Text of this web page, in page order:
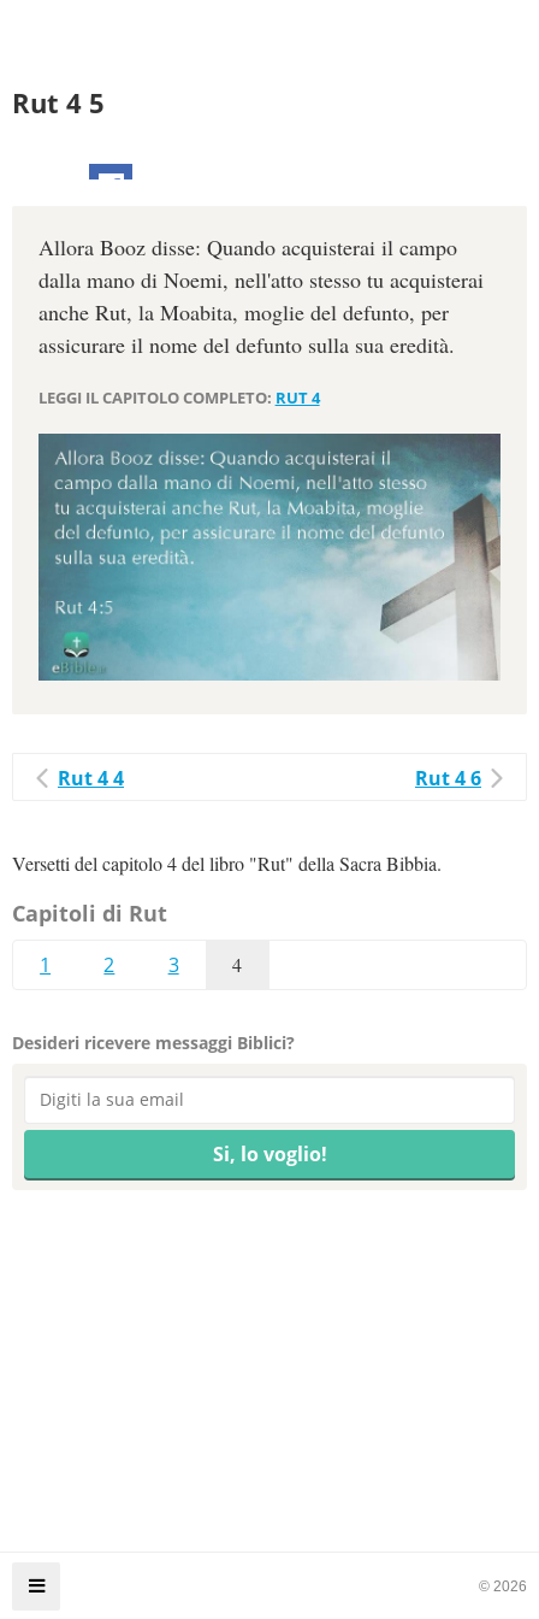
Rut 4 5
Allora Booz disse: Quando acquisterai il campo
dalla mano di Noemi, nell'atto stesso tu acquisterai
anche Rut, la Moabita, moglie del defunto, per
assicurare il nome del defunto sulla sua eredità.
LEGGI IL CAPITOLO COMPLETO: RUT 4
Rut 4 4 Rut 4 6
Versetti del capitolo 4 del libro "Rut" della Sacra Bibbia.
Capitoli di Rut
1 2 3 4
Desideri ricevere messaggi Biblici?
© 2026